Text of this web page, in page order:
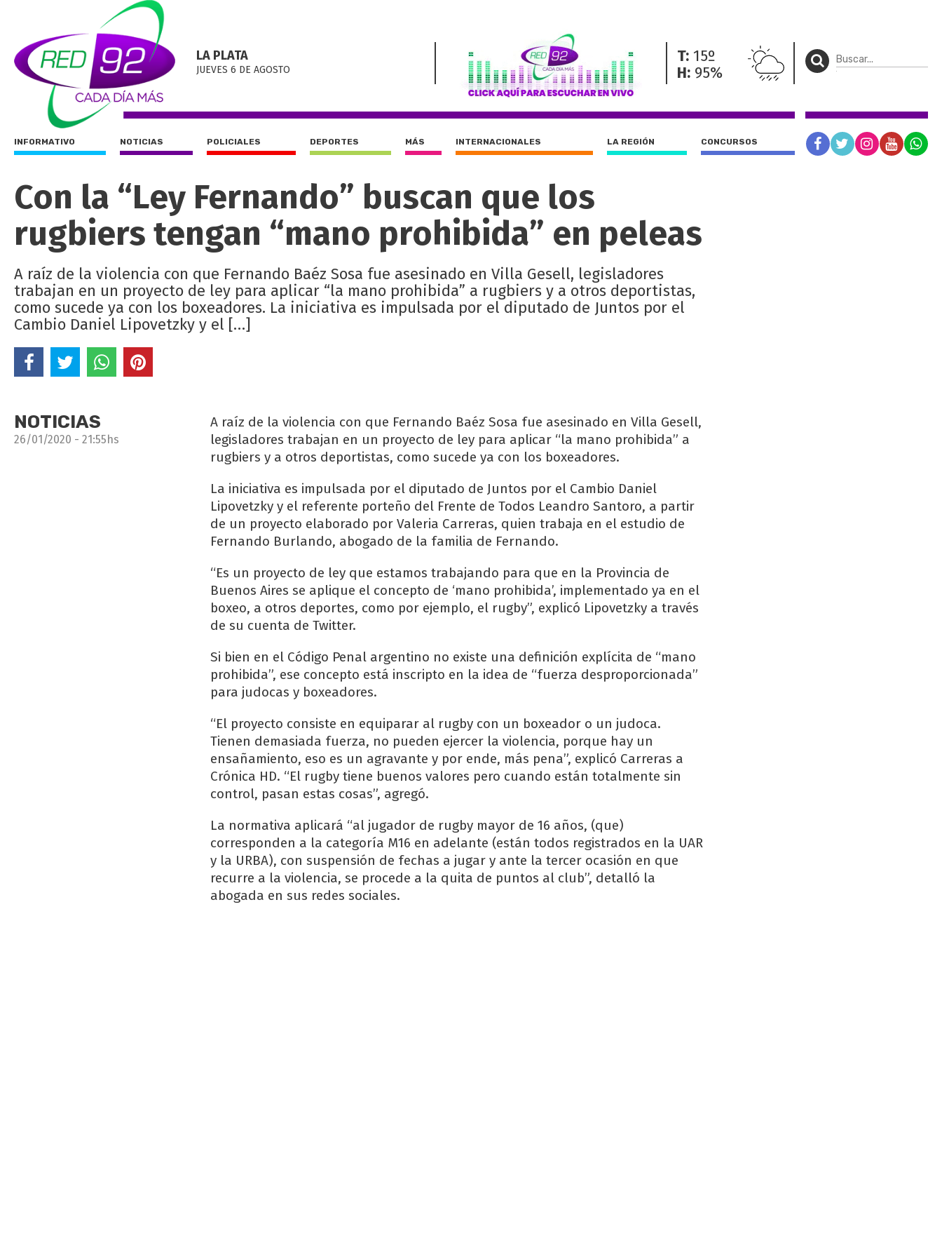
LA PLATA
JUEVES 6 DE AGOSTO
T: 15º
H: 95%
INFORMATIVO NOTICIAS POLICIALES DEPORTES MÁS INTERNACIONALES LA REGIÓN CONCURSOS
Con la “Ley Fernando” buscan que los
rugbiers tengan “mano prohibida” en peleas
A raíz de la violencia con que Fernando Baéz Sosa fue asesinado en Villa Gesell, legisladores
trabajan en un proyecto de ley para aplicar “la mano prohibida” a rugbiers y a otros deportistas,
como sucede ya con los boxeadores. La iniciativa es impulsada por el diputado de Juntos por el
Cambio Daniel Lipovetzky y el […]
NOTICIAS
26/01/2020 - 21:55hs
A raíz de la violencia con que Fernando Baéz Sosa fue asesinado en Villa Gesell,
legisladores trabajan en un proyecto de ley para aplicar “la mano prohibida” a
rugbiers y a otros deportistas, como sucede ya con los boxeadores.
La iniciativa es impulsada por el diputado de Juntos por el Cambio Daniel
Lipovetzky y el referente porteño del Frente de Todos Leandro Santoro, a partir
de un proyecto elaborado por Valeria Carreras, quien trabaja en el estudio de
Fernando Burlando, abogado de la familia de Fernando.
“Es un proyecto de ley que estamos trabajando para que en la Provincia de
Buenos Aires se aplique el concepto de ‘mano prohibida’, implementado ya en el
boxeo, a otros deportes, como por ejemplo, el rugby”, explicó Lipovetzky a través
de su cuenta de Twitter.
Si bien en el Código Penal argentino no existe una definición explícita de “mano
prohibida”, ese concepto está inscripto en la idea de “fuerza desproporcionada”
para judocas y boxeadores.
“El proyecto consiste en equiparar al rugby con un boxeador o un judoca.
Tienen demasiada fuerza, no pueden ejercer la violencia, porque hay un
ensañamiento, eso es un agravante y por ende, más pena”, explicó Carreras a
Crónica HD. “El rugby tiene buenos valores pero cuando están totalmente sin
control, pasan estas cosas”, agregó.
La normativa aplicará “al jugador de rugby mayor de 16 años, (que)
corresponden a la categoría M16 en adelante (están todos registrados en la UAR
y la URBA), con suspensión de fechas a jugar y ante la tercer ocasión en que
recurre a la violencia, se procede a la quita de puntos al club”, detalló la
abogada en sus redes sociales.